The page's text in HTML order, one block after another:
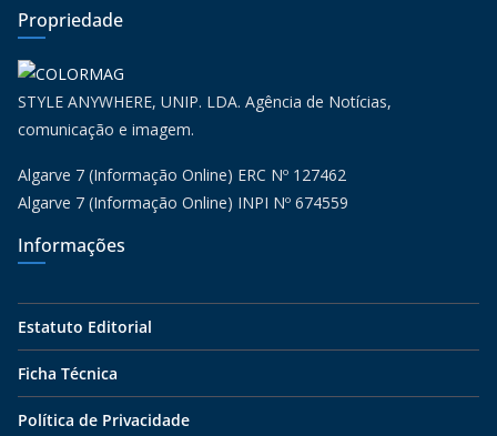
Propriedade
STYLE ANYWHERE, UNIP. LDA. Agência de Notícias,
comunicação e imagem.
Algarve 7 (Informação Online) ERC Nº 127462
Algarve 7 (Informação Online) INPI Nº 674559
Informações
Estatuto Editorial
Ficha Técnica
Política de Privacidade